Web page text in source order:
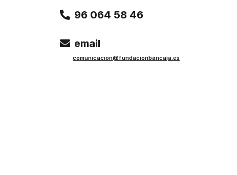
96 064 58 46
email
comunicacion@fundacionbancaja.es